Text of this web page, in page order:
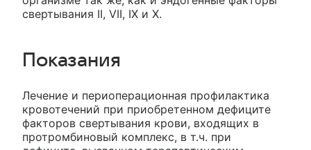
свертывания II, VII, IX и X.
Показания
Лечение и периоперационная профилактика
кровотечений при приобретенном дефиците
факторов свертывания крови, входящих в
протромбиновый комплекс, в т.ч. при